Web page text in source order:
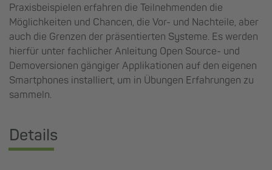
Praxisbeispielen erfahren die Teilnehmenden die
Möglichkeiten und Chancen, die Vor- und Nachteile, aber
auch die Grenzen der präsentierten Systeme. Es werden
hierfür unter fachlicher Anleitung Open Source- und
Demoversionen gängiger Applikationen auf den eigenen
Smartphones installiert, um in Übungen Erfahrungen zu
sammeln.
Details